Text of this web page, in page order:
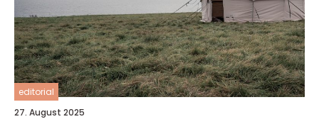
editorial
27. August 2025